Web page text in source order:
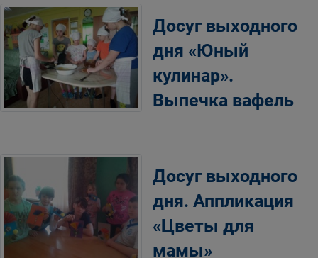
Досуг выходного
дня «Юный
кулинар».
Выпечка вафель
Досуг выходного
дня. Аппликация
«Цветы для
мамы»